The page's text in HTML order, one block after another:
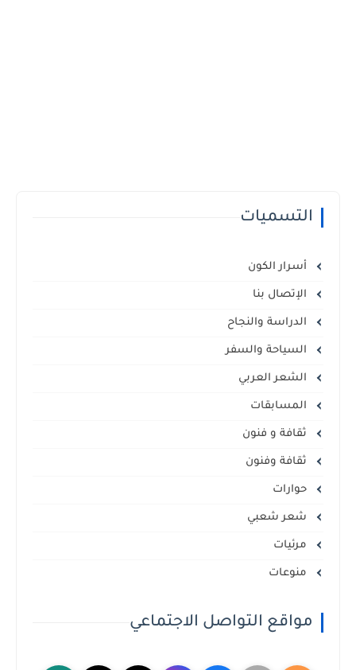
التسميات
أسرار الكون
الإتصال بنا
الدراسة والنجاح
السياحة والسفر
الشعر العربي
المسابقات
ثقافة و فنون
ثقافة وفنون
حوارات
شعر شعبي
مرئيات
منوعات
مواقع التواصل الاجتماعي